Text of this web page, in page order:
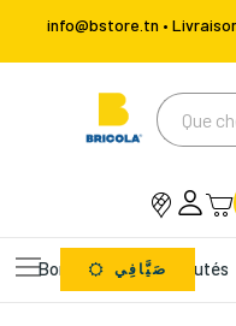
info@bstore.tn •
Bons Plans Nouveautés
صَيَّافِي